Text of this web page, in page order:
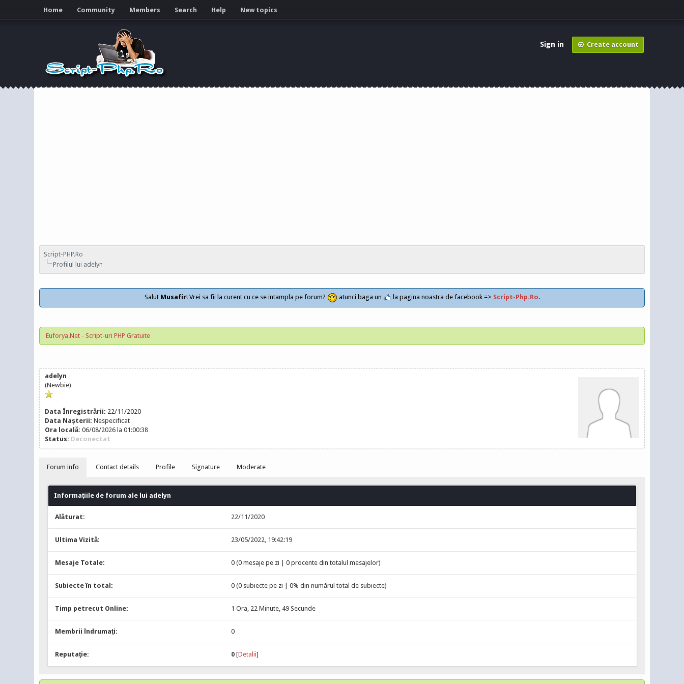
Home Community Members Search Help New topics
Sign in Create account
Script-PHP.Ro
Profilul lui adelyn
Salut Musafir! Vrei sa fii la curent cu ce se intampla pe forum? atunci baga un la pagina noastra de facebook => Script-Php.Ro.
Euforya.Net - Script-uri PHP Gratuite
adelyn
(Newbie)
Data Înregistrării: 22/11/2020
Data Naşterii: Nespecificat
Ora locală: 06/08/2026 la 01:00:38
Status: Deconectat
Forum info Contact details Profile Signature Moderate
Informaţiile de forum ale lui adelyn
Alăturat: 22/11/2020
Ultima Vizită: 23/05/2022, 19:42:19
Mesaje Totale: 0 (0 mesaje pe zi | 0 procente din totalul mesajelor)
Subiecte în total: 0 (0 subiecte pe zi | 0% din numărul total de subiecte)
Timp petrecut Online: 1 Ora, 22 Minute, 49 Secunde
Membrii îndrumaţi: 0
Reputaţie: 0 [Detalii]